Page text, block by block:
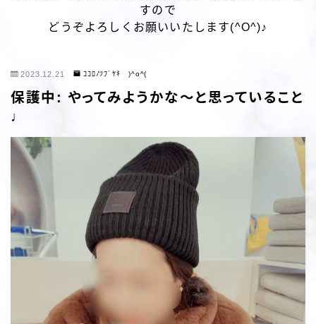
すので
どうぞよろしくお願いいたします(^O^)♪
2023.12.21 ｺｺﾛﾉﾂﾌﾞﾔｷ )^o^(
保護中: やってみようかな～と思っていること
♩